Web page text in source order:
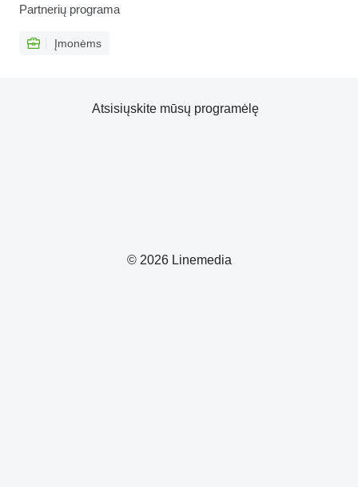
Partnerių programa
Įmonėms
© 2026 Linemedia
Atsisiųskite mūsų programėlę